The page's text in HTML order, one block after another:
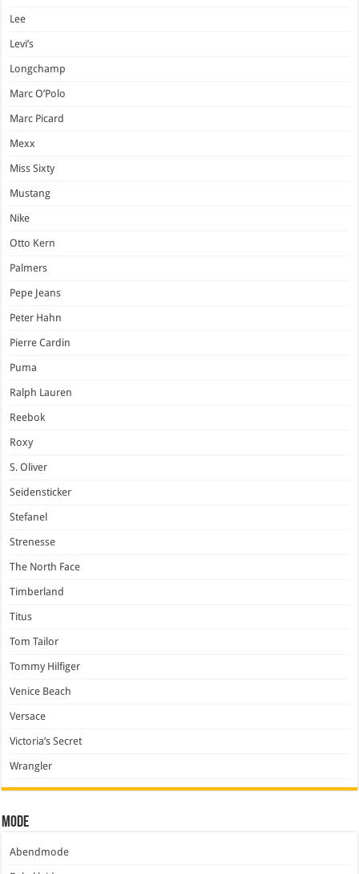
Lee
Levi’s
Longchamp
Marc O’Polo
Marc Picard
Mexx
Miss Sixty
Mustang
Nike
Otto Kern
Palmers
Pepe Jeans
Peter Hahn
Pierre Cardin
Puma
Ralph Lauren
Reebok
Roxy
S. Oliver
Seidensticker
Stefanel
Strenesse
The North Face
Timberland
Titus
Tom Tailor
Tommy Hilfiger
Venice Beach
Versace
Victoria’s Secret
Wrangler
Mode
Abendmode